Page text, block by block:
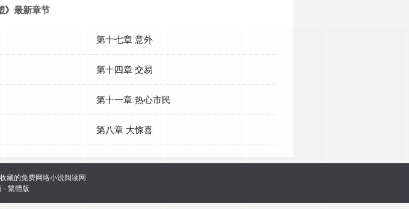
》最新章节
第十七章 意外
第十四章 交易
第十一章 热心市民
第八章 大惊喜
藏的免费网络小说阅读网
· 繁體版